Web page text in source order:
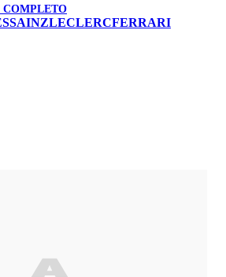
SAINZLECLERCFERRARI